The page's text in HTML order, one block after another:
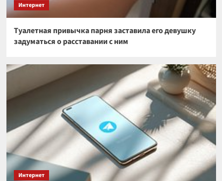
Интернет
Туалетная привычка парня заставила его девушку
задуматься о расставании с ним
Интернет